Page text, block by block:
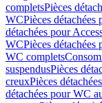
completsPièces
WCPièces détachées
détachées pour
WCPièces détachées
WC complets
suspendusPièces
creuxPièces
détachées pour WC